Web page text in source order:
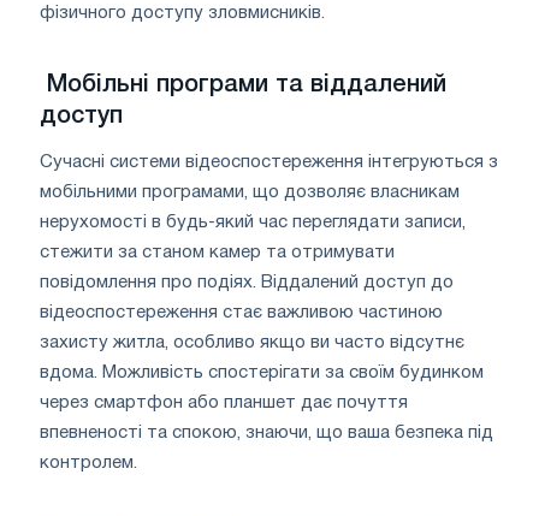
фізичного доступу зловмисників.
Мобільні програми та віддалений
доступ
Сучасні системи відеоспостереження інтегруються з
мобільними програмами, що дозволяє власникам
нерухомості в будь-який час переглядати записи,
стежити за станом камер та отримувати
повідомлення про подіях. Віддалений доступ до
відеоспостереження стає важливою частиною
захисту житла, особливо якщо ви часто відсутнє
вдома. Можливість спостерігати за своїм будинком
через смартфон або планшет дає почуття
впевненості та спокою, знаючи, що ваша безпека під
контролем.